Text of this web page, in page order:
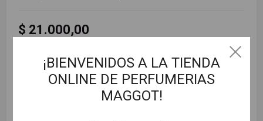
$ 21.000,00
AÑADIR AL CARRITO
¡BIENVENIDOS A LA TIENDA
ONLINE DE PERFUMERIAS
MAGGOT!